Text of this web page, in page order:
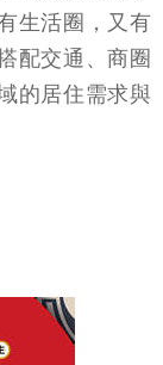
生活圈，又有
配交通、商圈
的居住需求與